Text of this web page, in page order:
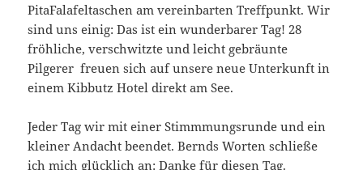
PitaFalafeltaschen am vereinbarten Treffpunkt. Wir
sind uns einig: Das ist ein wunderbarer Tag! 28
fröhliche, verschwitzte und leicht gebräunte
Pilgerer freuen sich auf unsere neue Unterkunft in
einem Kibbutz Hotel direkt am See.
Jeder Tag wir mit einer Stimmmungsrunde und ein
kleiner Andacht beendet. Bernds Worten schließe
ich mich glücklich an: Danke für diesen Tag.